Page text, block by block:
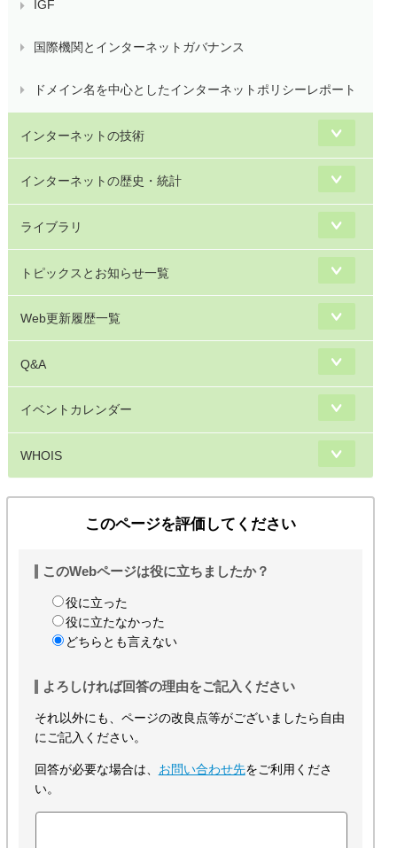
IGF
国際機関とインターネットガバナンス
ドメイン名を中心としたインターネットポリシーレポート
インターネットの技術
インターネットの歴史・統計
ライブラリ
トピックスとお知らせ一覧
Web更新履歴一覧
Q&A
イベントカレンダー
WHOIS
このページを評価してください
このWebページは役に立ちましたか？
役に立った
役に立たなかった
どちらとも言えない
よろしければ回答の理由をご記入ください
それ以外にも、ページの改良点等がございましたら自由
にご記入ください。
回答が必要な場合は、 お問い合わせ先をご利用くださ
い。